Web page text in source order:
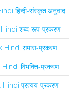
हिन्दी-संस्कृत अनुवाद
शब्द-रूप-प्रकरण
Hindi समास-प्रकरण
विभक्ति-प्रकरण
प्रत्यय-प्रकरण